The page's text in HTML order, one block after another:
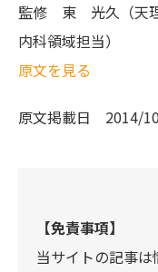
監修 東 光久（天
内科領域担当）
原文を見る
原文掲載日 2014/
【免責事項】
当サイトの記事